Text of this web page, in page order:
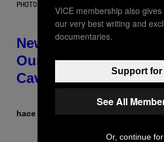
PHOTO: CSA-PRINTSTOCK / GETTY IMAGES
New Study Reveals
Our Friends the
Cavemen Did
hace 2 horasPorLuis Prada
VICE membership also
our very best writing and
documentaries.
Support for
See All
Or, continue